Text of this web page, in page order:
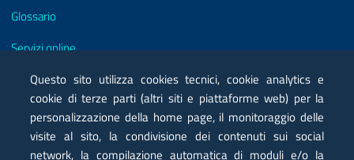
Glossario
Servizi online
Moduli
Posta elettronica certificata PEC
Privacy
Questo sito utilizza cookies tecnici, cookie analytics e
cookie di terze parti (altri siti e piattaforme web) per la
personalizzazione della home page, il monitoraggio delle
visite al sito, la condivisione dei contenuti sui social
network, la compilazione automatica di moduli e/o la